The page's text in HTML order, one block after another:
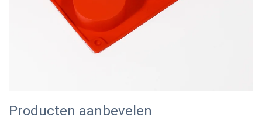
Producten aanbevelen